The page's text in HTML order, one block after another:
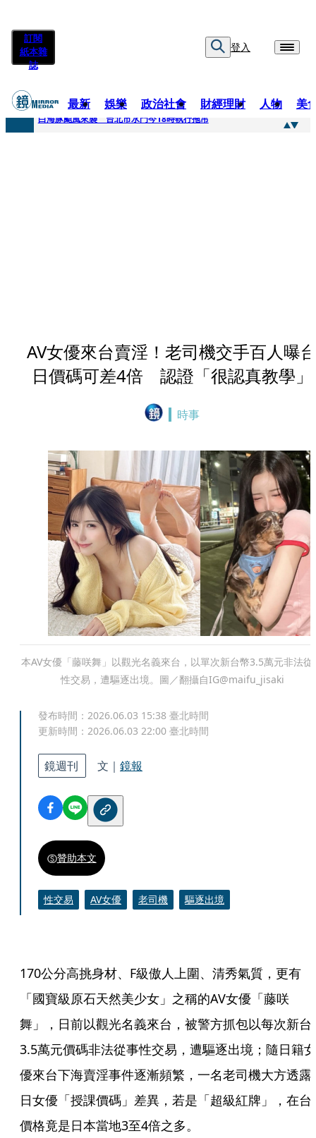
訂閱
紙本雜
誌
登入
最新 娛樂 政治社會 財經理財 人物 美
快訊
白海豚颱風來襲 台北市水門今18時執行拖吊
AV女優來台賣淫！老司機交手百人曝
日價碼可差4倍 認證「很認真教學」
時事
本AV女優「藤咲舞」以觀光名義來台，以單次新台幣3.5萬元非法從
性交易，遭驅逐出境。圖／翻攝自IG@maifu_jisaki
發布時間： 2026.06.03 15:38 臺北時間
更新時間： 2026.06.03 22:00 臺北時間
鏡週刊 文｜ 鏡報
贊助本文
性交易 AV女優 老司機 驅逐出境
170公分高挑身材、F級傲人上圍、清秀氣質，更有
「國寶級原石天然美少女」之稱的AV女優「藤咲
舞」，日前以觀光名義來台，被警方抓包以每次新台
3.5萬元價碼非法從事性交易，遭驅逐出境；隨日籍女
優來台下海賣淫事件逐漸頻繁，一名老司機大方透露
日女優「授課價碼」差異，若是「超級紅牌」，在台
價格竟是日本當地3至4倍之多。